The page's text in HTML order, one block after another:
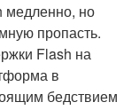
медленно, но
пропасть.
Flash на
в
бедствием